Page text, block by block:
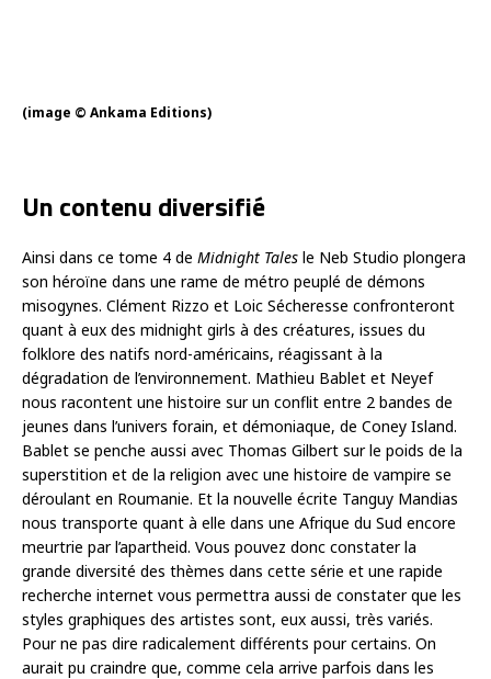
(image © Ankama Editions)
Un contenu diversifié
Ainsi dans ce tome 4 de Midnight Tales le Neb Studio plongera
son héroïne dans une rame de métro peuplé de démons
misogynes. Clément Rizzo et Loic Sécheresse confronteront
quant à eux des midnight girls à des créatures, issues du
folklore des natifs nord-américains, réagissant à la
dégradation de l’environnement. Mathieu Bablet et Neyef
nous racontent une histoire sur un conflit entre 2 bandes de
jeunes dans l’univers forain, et démoniaque, de Coney Island.
Bablet se penche aussi avec Thomas Gilbert sur le poids de la
superstition et de la religion avec une histoire de vampire se
déroulant en Roumanie. Et la nouvelle écrite Tanguy Mandias
nous transporte quant à elle dans une Afrique du Sud encore
meurtrie par l’apartheid. Vous pouvez donc constater la
grande diversité des thèmes dans cette série et une rapide
recherche internet vous permettra aussi de constater que les
styles graphiques des artistes sont, eux aussi, très variés.
Pour ne pas dire radicalement différents pour certains. On
aurait pu craindre que, comme cela arrive parfois dans les